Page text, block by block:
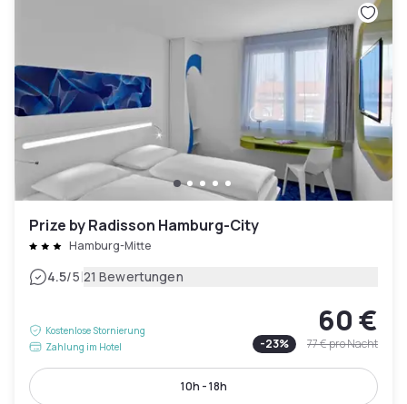
Prize by Radisson Hamburg-City
Hamburg-Mitte
4.5/5|21 Bewertungen
Kostenlose Stornierung
Zahlung im Hotel
60 €
-23% 77 €pro Nacht
10h - 18h